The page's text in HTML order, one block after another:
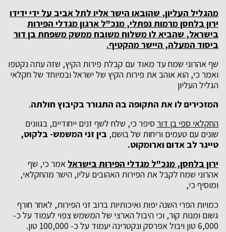
מהגליל העליון, שהובאו הישר אליו לתל אביב על ידי ידידו
ירון בלחסן מרמות נפתלי, מנכ"ל ארגון מגדלי הפירות
בישראל, שהביא לו משלוח משובח ממשק משפחת בן דור
ביסוד המעלה, היישר מהקטיף.
שף אהרוני שמח עד מאוד עם קבלת פירות הקיץ, שזה עתה נקטפו
ואמר כי, הוא אוהב את פירות הקיץ של ישראל ובמיוחד של חקלאי
הגליל העליון
המזכירים לו את התקופה בה התגורר בקיבוץ חולתה.
החקלאי ספי בן דור סיפר כי, שלח לשף זנים ייחודיים, בגוונים
שונים עם טעמים וריחות של בושם, בין זני המשמש- בלקוט,
טייגר לב אדום וארומקוט.
ירון בלחסן, מנכ"ל מגדלי הפירות בישראל אמר כי, שף
אהרוני שמח לקבל את הפירות האהובים עליו, הישר מהחקלאי,
ומוסיף כי,
כמויות הפרי השנה יפות ואיכותיות ברוב זני הפירות, לאחר חורף
גשום ומנות קור, וכי היבול הארצי של המשמש צפוי לעמוד על כ-
6,000 טון ויבול אפרסק ונקטרינה יעמוד על כ- 100,000 טון.